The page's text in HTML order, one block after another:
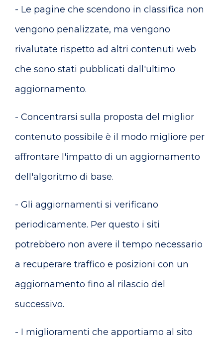
- Le pagine che scendono in classifica non
vengono penalizzate, ma vengono
rivalutate rispetto ad altri contenuti web
che sono stati pubblicati dall'ultimo
aggiornamento.
- Concentrarsi sulla proposta del miglior
contenuto possibile è il modo migliore per
affrontare l'impatto di un aggiornamento
dell'algoritmo di base.
- Gli aggiornamenti si verificano
periodicamente. Per questo i siti
potrebbero non avere il tempo necessario
a recuperare traffico e posizioni con un
aggiornamento fino al rilascio del
successivo.
- I miglioramenti che apportiamo al sito